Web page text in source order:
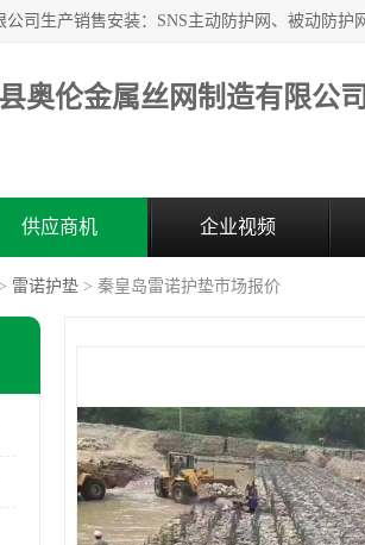
奥伦金属丝网制造有限公司
供应商机 企业视频
雷诺护垫 > 秦皇岛雷诺护垫市场报价